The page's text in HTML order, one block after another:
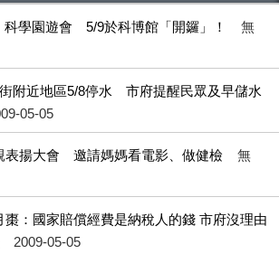
科學園遊會 5/9於科博館「開鑼」！
無
附近地區5/8停水 市府提醒民眾及早儲水
05-05
表揚大會 邀請媽媽看電影、做健檢
無
棗：國家賠償經費是納稅人的錢 市府沒理由
2009-05-05